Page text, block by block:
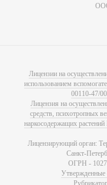
Лицензии на
использованием
00110-47/
Лицензия на
средств, психотропных
наркосодержащих
Лицензирующий орган:
Санкт-
ОГРН -
Утвержденные